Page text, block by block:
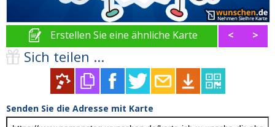
Erstellen Sie eine ähnliche Karte < >
Sich teilen ...
Senden Sie die Adresse mit Karte